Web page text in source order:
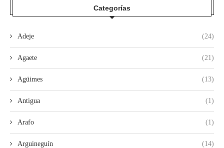
Categorías
Adeje (24)
Agaete (21)
Agüimes (13)
Antigua (1)
Arafo (1)
Arguineguín (14)